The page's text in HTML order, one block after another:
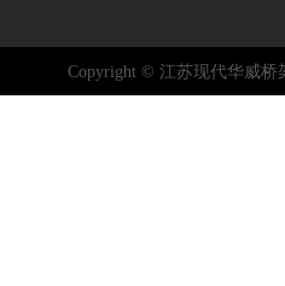
Copyright © 江苏现代华威桥